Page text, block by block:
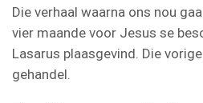
Die verhaal waarna ons nou
vier maande voor Jesus se
Lasarus plaasgevind. Die
gehandel.